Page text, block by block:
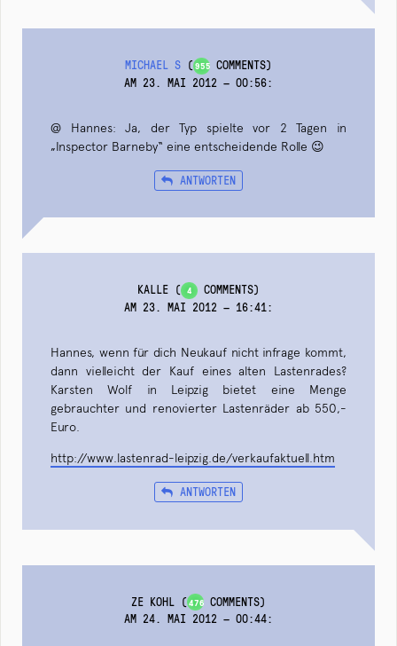
MICHAEL S (955 COMMENTS)
AM 23. MAI 2012 — 00:56:
@ Hannes: Ja, der Typ spielte vor 2 Tagen in
„Inspector Barneby“ eine entscheidende Rolle 😉
ANTWORTEN
KALLE ( 4
COMMENTS)
AM 23. MAI 2012 — 16:41:
Hannes, wenn für dich Neukauf nicht infrage kommt,
dann vielleicht der Kauf eines alten Lastenrades?
Karsten Wolf in Leipzig bietet eine Menge
gebrauchter und renovierter Lastenräder ab 550,-
Euro.
http://www.lastenrad-leipzig.de/verkaufaktuell.htm
ANTWORTEN
ZE KOHL (476 COMMENTS)
AM 24. MAI 2012 — 00:44: